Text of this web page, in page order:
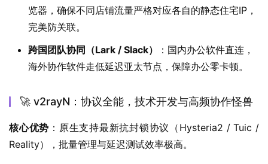
览器，确保不同店铺流量严格对应各自的静态住宅IP，
完美防关联。
跨国团队协同（Lark / Slack）
：国内办公软件直连，
海外协作软件走低延迟亚太节点，保障办公零卡顿。
🚀 v2rayN：协议全能，技术开发与高频协作怪兽
核心优势 ：原生支持最新抗封锁协议（Hysteria2 / Tuic /
Reality），批量管理与延迟测试效率极高。